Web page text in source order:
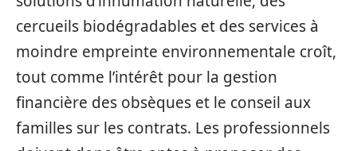
cercueils biodégradables et des services à
moindre empreinte environnementale croît,
tout comme l’intérêt pour la gestion
financière des obsèques et le conseil aux
familles sur les contrats. Les professionnels